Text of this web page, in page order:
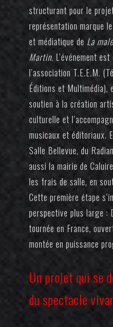
structurant pour le
représentation marque
et médiatique de La
Martin. L’événement
l’association T.E.E.M.
Éditions et Multimédia),
soutien à la création
culturelle et
musicaux et éditoriaux.
Salle Bellevue, du
aussi la mairie de
les frais de salle, en
Cette première étape
perspective plus large :
tournée en France,
montée en puissance
Un projet qui se
du spectacle